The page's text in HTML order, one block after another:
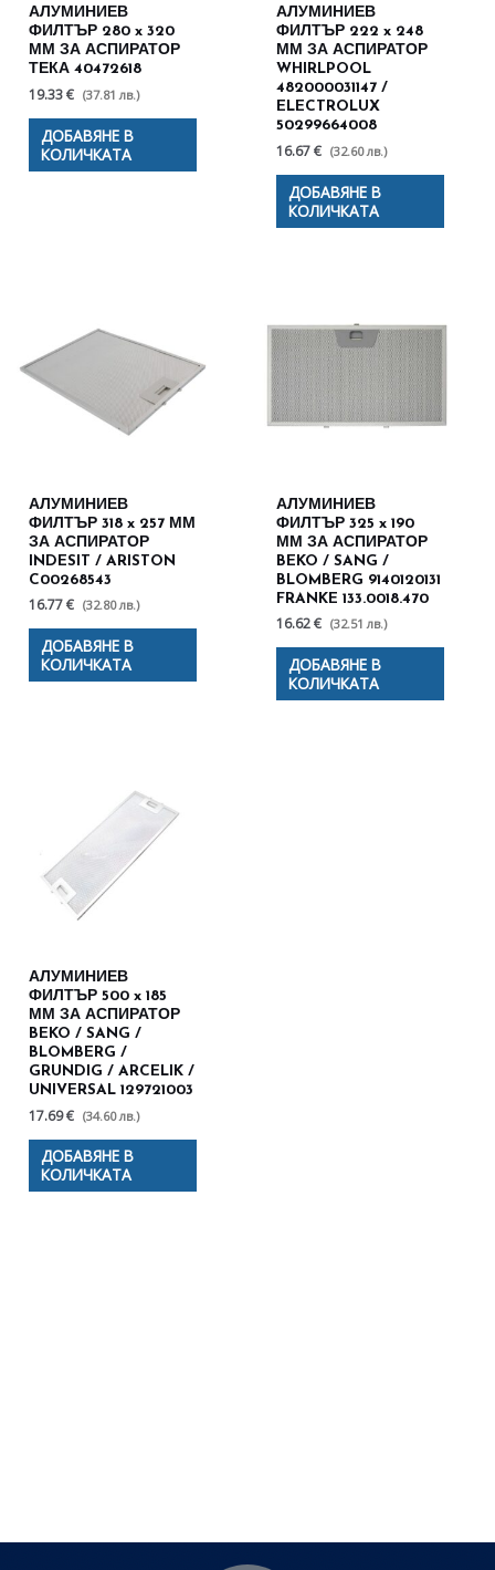
АЛУМИНИЕВ
ФИЛТЪР 280 x 320
ММ ЗА АСПИРАТОР
ТЕКА 40472618
19.33 € (37.81 лв.)
ДОБАВЯНЕ В
КОЛИЧКАТА
АЛУМИНИЕВ
ФИЛТЪР 222 x 248
ММ ЗА АСПИРАТОР
WHIRLPOOL
482000031147 /
ELECTROLUX
50299664008
16.67 € (32.60 лв.)
ДОБАВЯНЕ В
КОЛИЧКАТА
АЛУМИНИЕВ
ФИЛТЪР 318 x 257 ММ
ЗА АСПИРАТОР
INDESIT / ARISTON
C00268543
16.77 € (32.80 лв.)
ДОБАВЯНЕ В
КОЛИЧКАТА
АЛУМИНИЕВ
ФИЛТЪР 325 x 190
ММ ЗА АСПИРАТОР
BEKO / SANG /
BLOMBERG 9140120131
FRANKE 133.0018.470
16.62 € (32.51 лв.)
ДОБАВЯНЕ В
КОЛИЧКАТА
АЛУМИНИЕВ
ФИЛТЪР 500 x 185
ММ ЗА АСПИРАТОР
BEKO / SANG /
BLOMBERG /
GRUNDIG / ARCELIK /
UNIVERSAL 129721003
17.69 € (34.60 лв.)
ДОБАВЯНЕ В
КОЛИЧКАТА